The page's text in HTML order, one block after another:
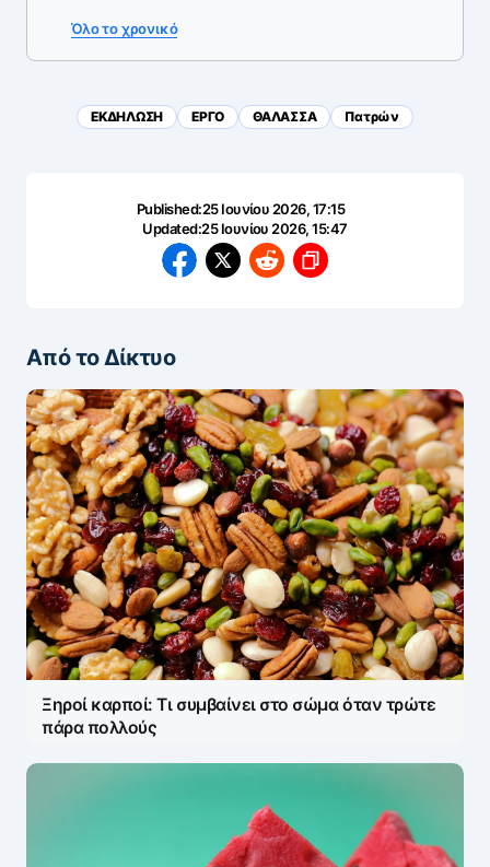
Όλο το χρονικό
ΕΚΔΗΛΩΣΗ ΕΡΓΟ ΘΑΛΑΣΣΑ Πατρών
Published:25 Ιουνίου 2026, 17:15
Updated:25 Ιουνίου 2026, 15:47
Από το Δίκτυο
Ξηροί καρποί: Τι συμβαίνει στο σώμα όταν τρώτε
πάρα πολλούς